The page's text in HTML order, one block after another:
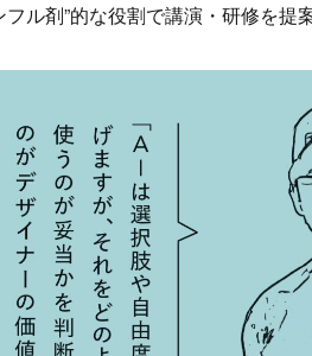
フル剤”的な役割で講演・研修を提